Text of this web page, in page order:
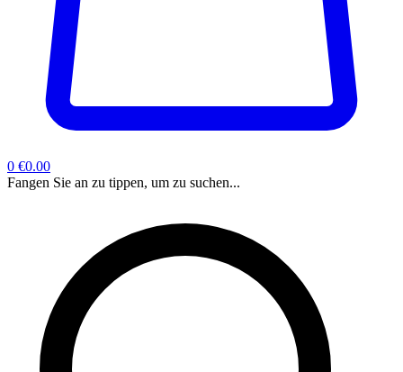
0 €0.00
Fangen Sie an zu tippen, um zu suchen...